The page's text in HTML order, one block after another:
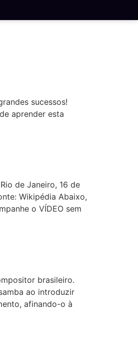
sucessos!
aprender esta
de Janeiro, 16 de
Wikipédia Abaixo,
o VÍDEO sem
brasileiro.
ao introduzir
afinando-o à